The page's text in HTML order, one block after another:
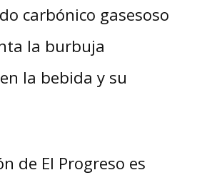
carbónico gasesoso
la burbuja
la bebida y su
de El Progreso es